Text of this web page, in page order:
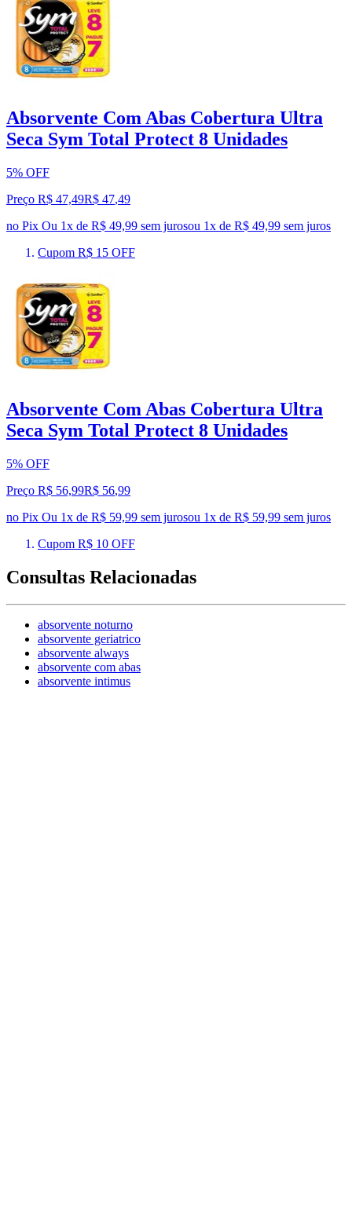
Absorvente Com Abas Cobertura Ultra
Seca Sym Total Protect 8 Unidades
5% OFF
Preço R$ 47,49R$ 47,49
no Pix Ou 1x de R$ 49,99 sem jurosou 1x de R$ 49,99 sem juros
Cupom R$ 15 OFF
Absorvente Com Abas Cobertura Ultra
Seca Sym Total Protect 8 Unidades
5% OFF
Preço R$ 56,99R$ 56,99
no Pix Ou 1x de R$ 59,99 sem jurosou 1x de R$ 59,99 sem juros
Cupom R$ 10 OFF
Consultas Relacionadas
absorvente noturno
absorvente geriatrico
absorvente always
absorvente com abas
absorvente intimus